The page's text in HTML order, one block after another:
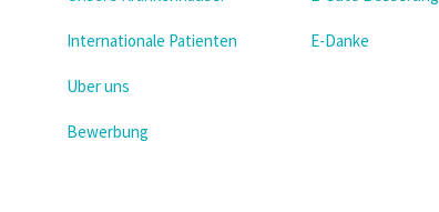
Internationale Patienten
Uber uns
Bewerbung
E-Danke